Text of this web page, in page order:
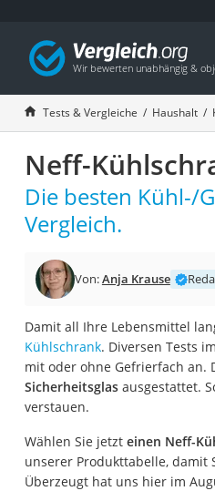
Tests & Vergleiche Haushalt
Neff-
Die besten Kühl-/
Vergleich.
Von:Anja Krause
Damit all Ihre Lebensmittel
Kühlschrank. Diversen Tests
mit oder ohne Gefrierfach an.
Sicherheitsglasausgestattet.
verstauen.
Wählen Sie jetzt einen Neff-
unserer Produkttabelle, damit
Überzeugt hat uns hier im